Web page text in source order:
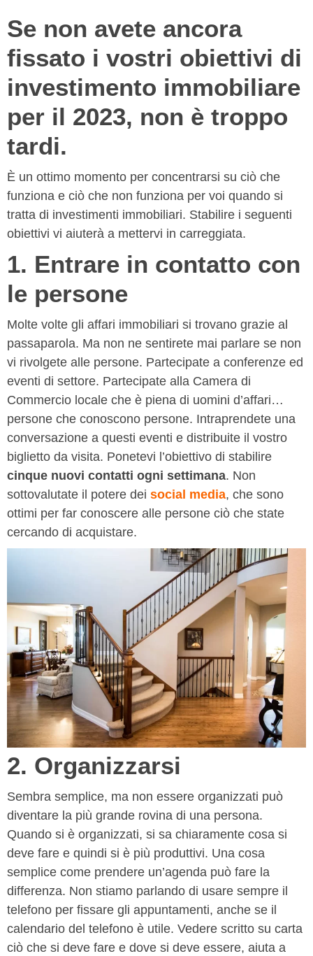
Se non avete ancora
fissato i vostri obiettivi di
investimento immobiliare
per il 2023, non è troppo
tardi.
È un ottimo momento per concentrarsi su ciò che
funziona e ciò che non funziona per voi quando si
tratta di investimenti immobiliari. Stabilire i seguenti
obiettivi vi aiuterà a mettervi in carreggiata.
1. Entrare in contatto con
le persone
Molte volte gli affari immobiliari si trovano grazie al
passaparola. Ma non ne sentirete mai parlare se non
vi rivolgete alle persone. Partecipate a conferenze ed
eventi di settore. Partecipate alla Camera di
Commercio locale che è piena di uomini d’affari…
persone che conoscono persone. Intraprendete una
conversazione a questi eventi e distribuite il vostro
biglietto da visita. Ponetevi l’obiettivo di stabilire
cinque nuovi contatti ogni settimana. Non
sottovalutate il potere dei social media, che sono
ottimi per far conoscere alle persone ciò che state
cercando di acquistare.
2. Organizzarsi
Sembra semplice, ma non essere organizzati può
diventare la più grande rovina di una persona.
Quando si è organizzati, si sa chiaramente cosa si
deve fare e quindi si è più produttivi. Una cosa
semplice come prendere un’agenda può fare la
differenza. Non stiamo parlando di usare sempre il
telefono per fissare gli appuntamenti, anche se il
calendario del telefono è utile. Vedere scritto su carta
ciò che si deve fare e dove si deve essere, aiuta a